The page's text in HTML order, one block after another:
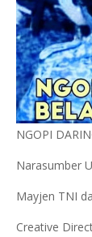
NGOPI
Narasumber
Mayjen TNI
Creative